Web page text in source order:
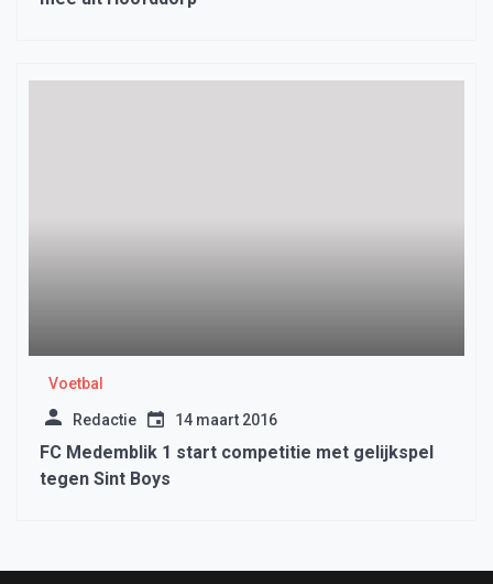
Voetbal
Redactie 14 maart 2016
FC Medemblik 1 start competitie met gelijkspel
tegen Sint Boys